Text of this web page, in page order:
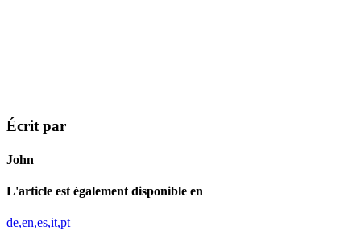
Écrit par
John
L'article est également disponible en
de en es it pt